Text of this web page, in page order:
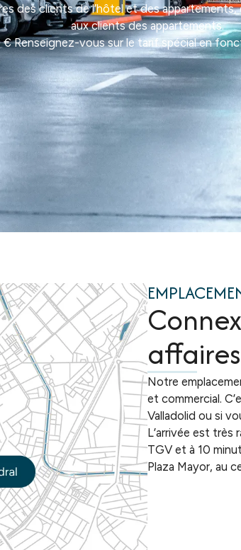
des clients de l’hôtel et des
aux clients des appartements.
€ Renseignez-vous sur le tarif spécial en
Notre
et commercial.
Valladolid ou si
L’arrivée est très
TGV et à 10
Plaza Mayor, au